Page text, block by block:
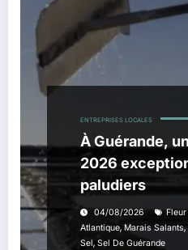
ENTREPRISES LOCALES
À Guérande,
2026
paludiers
04/08/2026
Atlantique, Marais Salants,
Sel, Sel De Guérande